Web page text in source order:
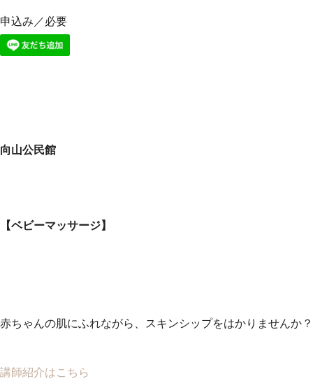
申込み／必要
向山公民館
【ベビーマッサージ】
赤ちゃんの肌にふれながら、スキンシップをはかりませんか？
講師紹介はこちら